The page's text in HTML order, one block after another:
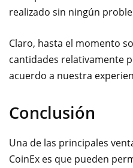
realizado sin ningún
Claro, hasta el momento
cantidades relativamente
acuerdo a nuestra
Conclusión
Una de las principales
CoinEx es que pueden